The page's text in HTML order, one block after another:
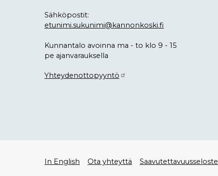
Sähköpostit:
etunimi.sukunimi@kannonkoski.fi
Kunnantalo avoinna ma - to klo 9 - 15
pe ajanvarauksella
Yhteydenottopyyntö
Alatunniste
In English Ota yhteyttä Saavutettavuusseloste